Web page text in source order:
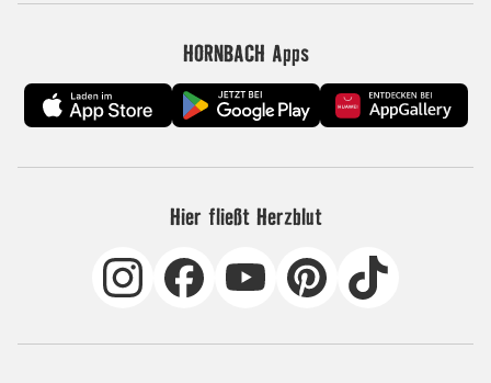
HORNBACH Apps
Hier fließt Herzblut